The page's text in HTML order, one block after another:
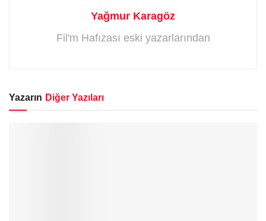
Yağmur Karagöz
Fil'm Hafızası eski yazarlarından
Yazarın Diğer Yazıları